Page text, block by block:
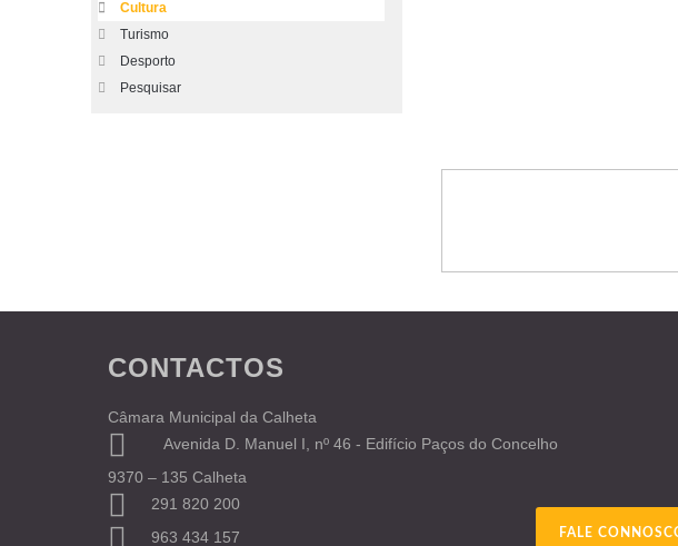
Cultura
Turismo
Desporto
Pesquisar
CONTACTOS
Câmara Municipal da Calheta
Avenida D. Manuel I, nº 46 - Edifício Paços do Concelho
9370 – 135 Calheta
291 820 200
963 434 157
FALE